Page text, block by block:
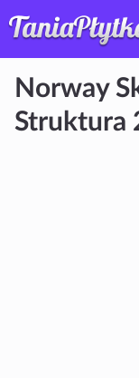
Norway
Struktura